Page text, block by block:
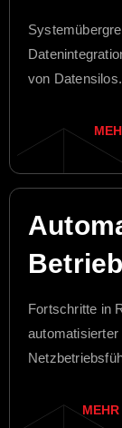
von Datensilos.
Betrieb
Fortschritte in
automatisierter